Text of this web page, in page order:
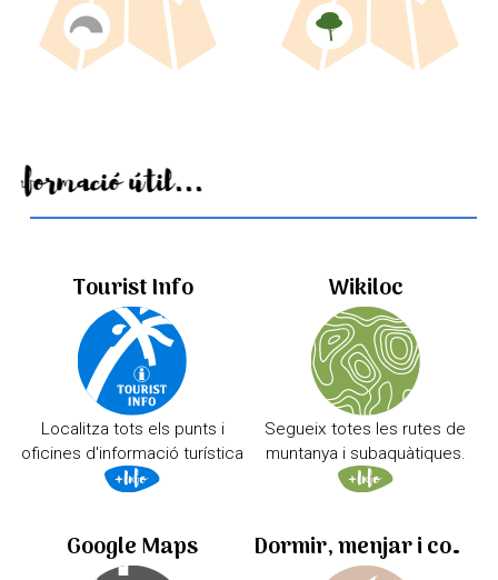
Informació útil...
Tourist Info
Localitza tots els punts i
oficines d'informació turística
Wikiloc
Segueix totes les rutes de
muntanya i subaquàtiques.
Google Maps Dormir, menjar i comprar